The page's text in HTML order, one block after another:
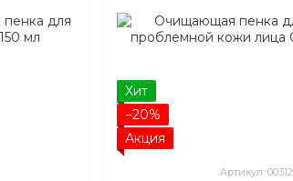
Хит
−20%
Акция
Артикул: 00312